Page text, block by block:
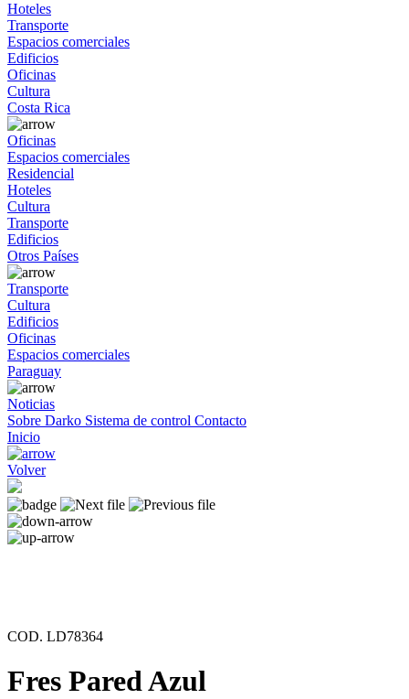
Hoteles
Transporte
Espacios comerciales
Edificios
Oficinas
Cultura
Costa Rica
Oficinas
Espacios comerciales
Residencial
Hoteles
Cultura
Transporte
Edificios
Otros Países
Transporte
Cultura
Edificios
Oficinas
Espacios comerciales
Paraguay
Noticias
Sobre Darko Sistema de control Contacto
Inicio
Volver
COD. LD78364
Fres Pared Azul